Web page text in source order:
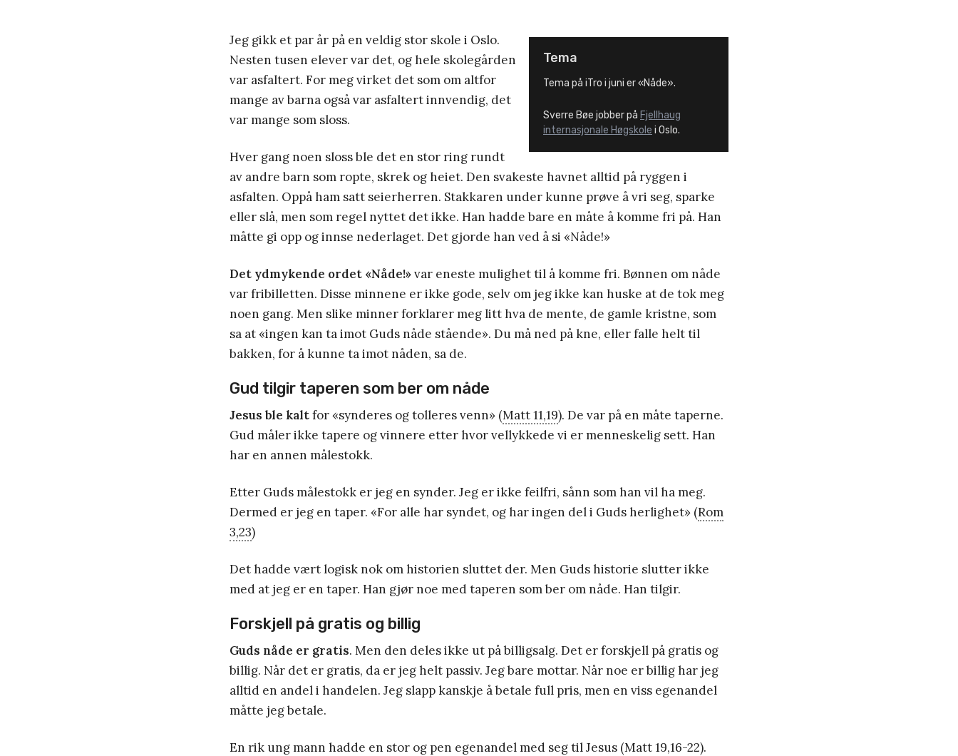
Tema
Tema på iTro i juni er «Nåde».
Sverre Bøe jobber på Fjellhaug
internasjonale Høgskole i Oslo.
Jeg gikk et par år på en veldig stor skole i Oslo.
Nesten tusen elever var det, og hele skolegården
var asfaltert. For meg virket det som om altfor
mange av barna også var asfaltert innvendig, det
var mange som sloss.
Hver gang noen sloss ble det en stor ring rundt
av andre barn som ropte, skrek og heiet. Den svakeste havnet alltid på ryggen i
asfalten. Oppå ham satt seierherren. Stakkaren under kunne prøve å vri seg, sparke
eller slå, men som regel nyttet det ikke. Han hadde bare en måte å komme fri på. Han
måtte gi opp og innse nederlaget. Det gjorde han ved å si «Nåde!»
Det ydmykende ordet «Nåde!»var eneste mulighet til å komme fri. Bønnen om nåde
var fribilletten. Disse minnene er ikke gode, selv om jeg ikke kan huske at de tok meg
noen gang. Men slike minner forklarer meg litt hva de mente, de gamle kristne, som
sa at «ingen kan ta imot Guds nåde stående». Du må ned på kne, eller falle helt til
bakken, for å kunne ta imot nåden, sa de.
Gud tilgir taperen som ber om nåde
Jesus ble kaltfor «synderes og tolleres venn» (Matt 11,19). De var på en måte taperne.
Gud måler ikke tapere og vinnere etter hvor vellykkede vi er menneskelig sett. Han
har en annen målestokk.
Etter Guds målestokk er jeg en synder. Jeg er ikke feilfri, sånn som han vil ha meg.
Dermed er jeg en taper. «For alle har syndet, og har ingen del i Guds herlighet» (Rom
3,23)
Det hadde vært logisk nok om historien sluttet der. Men Guds historie slutter ikke
med at jeg er en taper. Han gjør noe med taperen som ber om nåde. Han tilgir.
Forskjell på gratis og billig
Guds nåde er gratis. Men den deles ikke ut på billigsalg. Det er forskjell på gratis og
billig. Når det er gratis, da er jeg helt passiv. Jeg bare mottar. Når noe er billig har jeg
alltid en andel i handelen. Jeg slapp kanskje å betale full pris, men en viss egenandel
måtte jeg betale.
En rik ung mann hadde en stor og pen egenandel med seg til Jesus (Matt 19,16-22).